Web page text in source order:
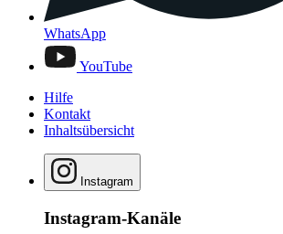
WhatsApp
YouTube
Hilfe
Kontakt
Inhaltsübersicht
Instagram
Instagram-Kanäle